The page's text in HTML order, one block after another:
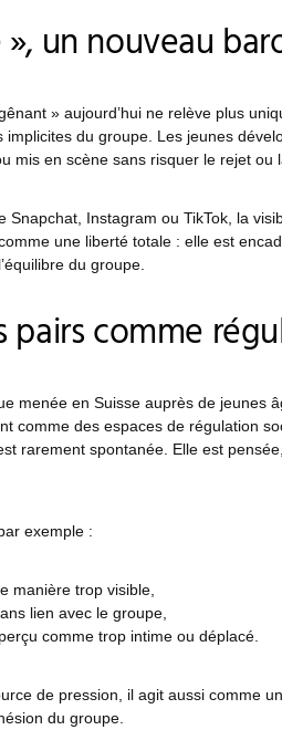
un nouveau
» aujourd’hui ne relève plus
implicites du groupe. Les jeunes
mis en scène sans risquer le rejet ou
Snapchat, Instagram ou TikTok, la
une liberté totale : elle est
du groupe.
pairs comme
menée en Suisse auprès de jeunes
comme des espaces de régulation
rarement spontanée. Elle est
exemple :
manière trop visible,
lien avec le groupe,
comme trop intime ou déplacé.
de pression, il agit aussi comme
du groupe.